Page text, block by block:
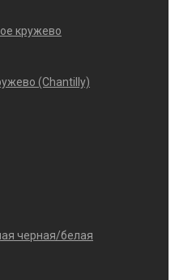
кружево
(Chantilly)
черная/белая